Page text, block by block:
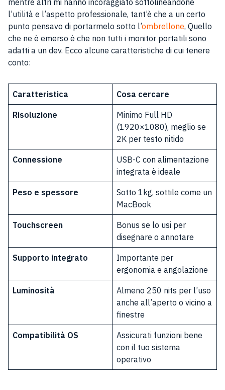
mentre altri mi hanno incoraggiato sottolineandone
l’utilità e l’aspetto professionale, tant’è che a un certo
punto pensavo di portarmelo sotto l’ombrellone, Quello
che ne è emerso è che non tutti i monitor portatili sono
adatti a un dev. Ecco alcune caratteristiche di cui tenere
conto:
Caratteristica Cosa cercare
Risoluzione
Minimo Full HD
(1920×1080), meglio se
2K per testo nitido
Connessione
USB-C con alimentazione
integrata è ideale
Peso e spessore
Sotto 1kg, sottile come un
MacBook
Touchscreen
Bonus se lo usi per
disegnare o annotare
Supporto integrato
Importante per
ergonomia e angolazione
Luminosità
Almeno 250 nits per l’uso
anche all’aperto o vicino a
finestre
Compatibilità OS
Assicurati funzioni bene
con il tuo sistema
operativo